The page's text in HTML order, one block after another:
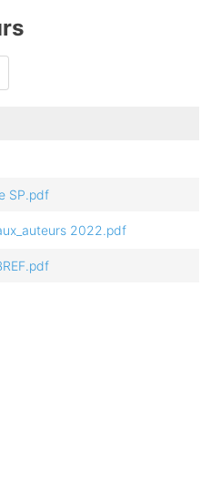
SP.pdf
2022.pdf